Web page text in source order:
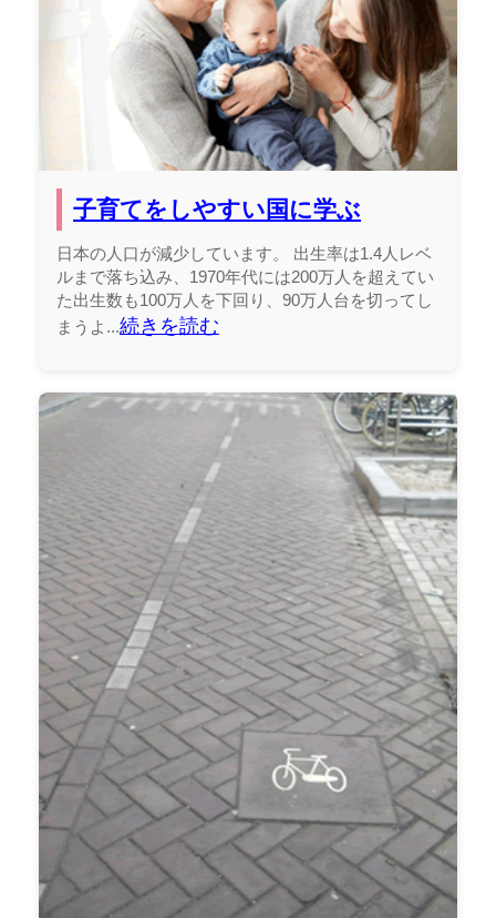
子育てをしやすい国に学ぶ
日本の人口が減少しています。 出生率は1.4人レベ
ルまで落ち込み、1970年代には200万人を超えてい
た出生数も100万人を下回り、90万人台を切ってし
まうよ...続きを読む